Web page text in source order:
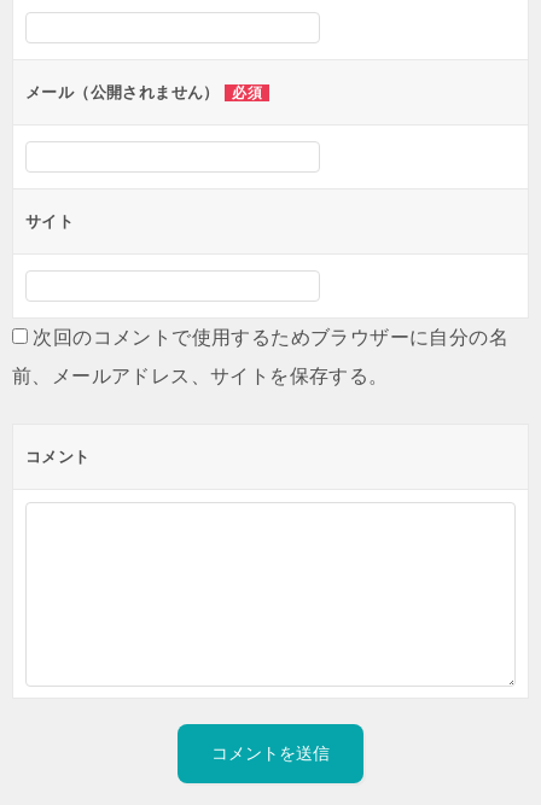
シ
ンメール（公開されません） 必須
サイト
次回のコメントで使用するためブラウザーに自分の名
前、メールアドレス、サイトを保存する。
コメント